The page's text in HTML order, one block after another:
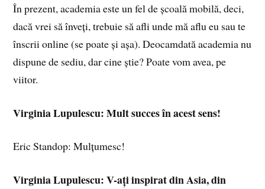
În prezent, academia este un fel de școală mobilă, deci,
dacă vrei să înveți, trebuie să afli unde mă aflu eu sau te
înscrii online (se poate și așa). Deocamdată academia nu
dispune de sediu, dar cine știe? Poate vom avea, pe
viitor.
Virginia Lupulescu: Mult succes în acest sens!
Eric Standop: Mulțumesc!
Virginia Lupulescu: V-ați inspirat din Asia, din